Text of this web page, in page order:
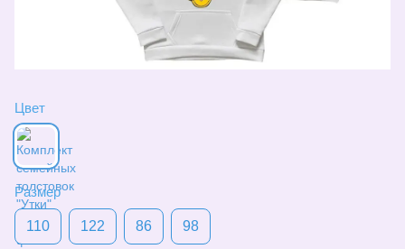
Цвет
Размер
110 122 86 98